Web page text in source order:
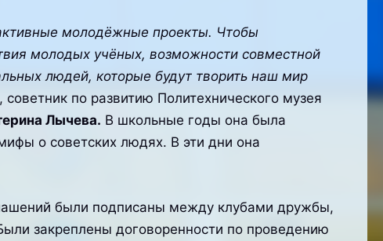
молодёжные проекты. Чтобы
молодых учёных, возможности совместной
людей, которые будут творить наш мир
по развитию Политехнического музея
Лычева. В школьные годы она была
о советских людях. В эти дни она
были подписаны между клубами дружбы,
закреплены договоренности по проведению